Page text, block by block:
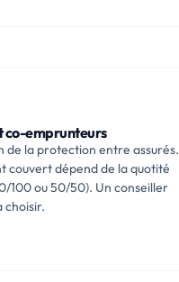
co-emprunteurs
de la protection entre assurés.
couvert dépend de la quotité
100 ou 50/50). Un conseiller
choisir.